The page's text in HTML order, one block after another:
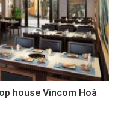
house Vincom Hoà